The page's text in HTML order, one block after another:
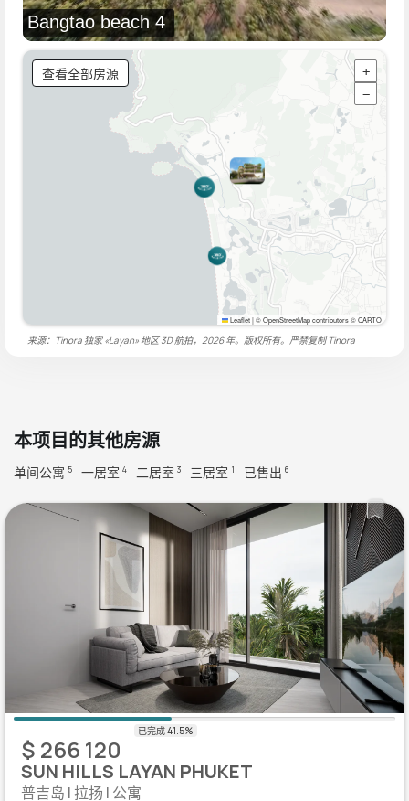
Bangtao beach 4
查看全部房源
+
−
Leaflet|© OpenStreetMap contributors © CARTO
来源：Tinora 独家 «Layan» 地区 3D 航拍，2026 年。版权所有。严禁复制Tinora
本项目的其他房源
单间公寓 5 一居室 4 二居室 3 三居室 1 已售出 6
$ 266 120
SUN HILLS LAYAN PHUKET
普吉岛 | 拉扬 | 公寓